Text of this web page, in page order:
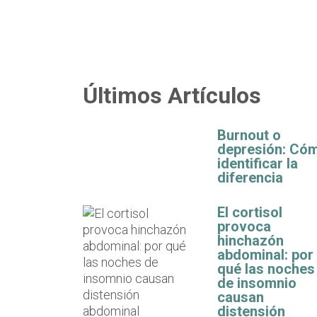
Últimos Artículos
Burnout o
depresión:
identificar la
diferencia
El cortisol
provoca
hinchazón
abdominal: por
qué las noches
de insomnio
causan
distensión